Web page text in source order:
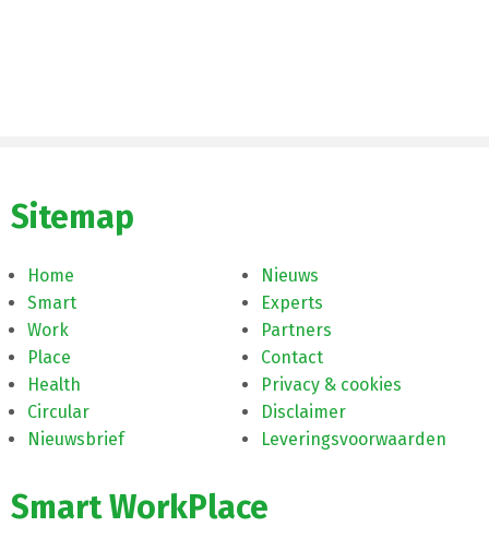
Sitemap
Home
Smart
Work
Place
Health
Circular
Nieuwsbrief
Nieuws
Experts
Partners
Contact
Privacy & cookies
Disclaimer
Leveringsvoorwaarden
Smart WorkPlace